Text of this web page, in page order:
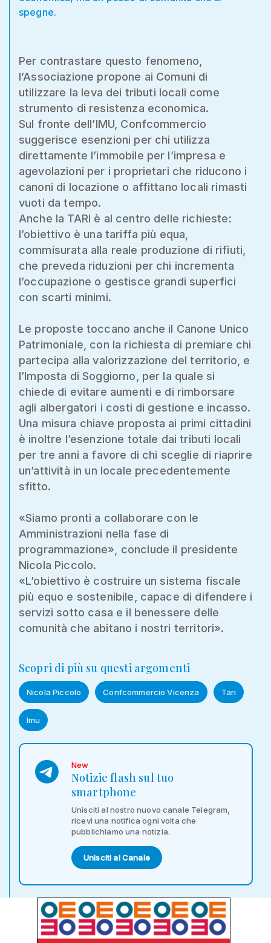
spegne.
Per contrastare questo fenomeno,
l’Associazione propone ai Comuni di
utilizzare la leva dei tributi locali come
strumento di resistenza economica.
Sul fronte dell’IMU, Confcommercio
suggerisce esenzioni per chi utilizza
direttamente l’immobile per l’impresa e
agevolazioni per i proprietari che riducono i
canoni di locazione o affittano locali rimasti
vuoti da tempo.
Anche la TARI è al centro delle richieste:
l’obiettivo è una tariffa più equa,
commisurata alla reale produzione di rifiuti,
che preveda riduzioni per chi incrementa
l’occupazione o gestisce grandi superfici
con scarti minimi.
Le proposte toccano anche il Canone Unico
Patrimoniale, con la richiesta di premiare chi
partecipa alla valorizzazione del territorio, e
l’Imposta di Soggiorno, per la quale si
chiede di evitare aumenti e di rimborsare
agli albergatori i costi di gestione e incasso.
Una misura chiave proposta ai primi cittadini
è inoltre l’esenzione totale dai tributi locali
per tre anni a favore di chi sceglie di riaprire
un’attività in un locale precedentemente
sfitto.
«Siamo pronti a collaborare con le
Amministrazioni nella fase di
programmazione», conclude il presidente
Nicola Piccolo.
«L’obiettivo è costruire un sistema fiscale
più equo e sostenibile, capace di difendere i
servizi sotto casa e il benessere delle
comunità che abitano i nostri territori».
Scopri di più su questi argomenti
Nicola Piccolo Confcommercio Vicenza Tari
Imu
New
Notizie flash sul tuo
smartphone
Unisciti al nostro nuovo canale Telegram,
ricevi una notifica ogni volta che
pubblichiamo una notizia.
Unisciti al Canale